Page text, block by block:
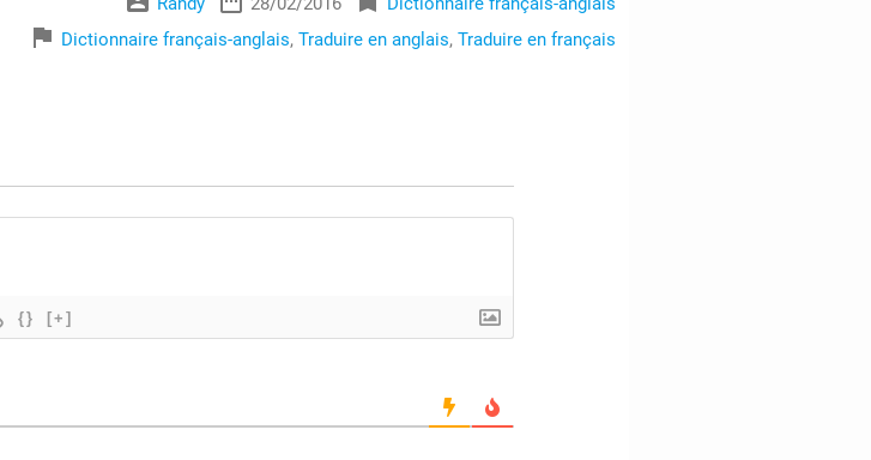
flag Dictionnaire français-anglais, Traduire en anglais, Traduire en français
{} [+]